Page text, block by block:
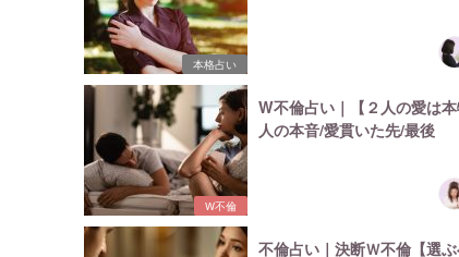
本格占い
W不倫
W不倫占い｜【２人の愛は
人の本音/愛貫いた先/最後
不倫占い｜決断Ｗ不倫【選